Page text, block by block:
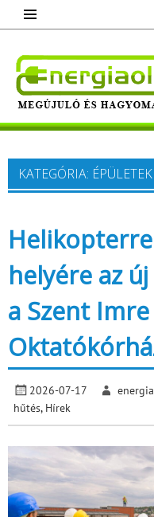
content
Megújuló és
Minden, ami
KATEGÓRIA: ÉPÜLETEK
helyére az
a Szent
2026-07-17
hűtés, Hírek